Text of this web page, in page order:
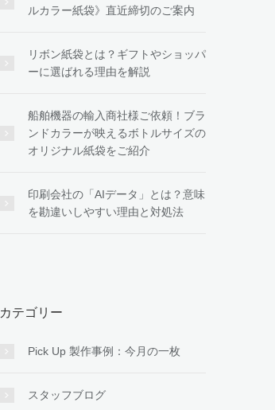
ルカラー紙袋》直近締切のご案内
リボン紙袋とは？ギフトやショッパ
ーに選ばれる理由を解説
船舶機器の輸入商社様ご依頼！ブラ
ンドカラーが映えるボトルサイズの
オリジナル紙袋をご紹介
印刷会社の「AIデータ」とは？意味
を勘違いしやすい理由と対処法
カテゴリー
Pick Up 製作事例：今月の一枚
スタッフブログ